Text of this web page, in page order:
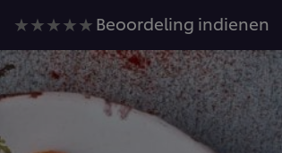
Geen
beoordelingen
ingediend
voor
deze
recipe
Beoordeling indienen